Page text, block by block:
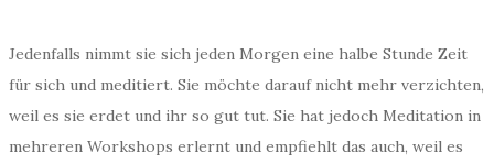
Jedenfalls nimmt sie sich jeden Morgen eine halbe Stunde Zeit
für sich und meditiert. Sie möchte darauf nicht mehr verzichten,
weil es sie erdet und ihr so gut tut. Sie hat jedoch Meditation in
mehreren Workshops erlernt und empfiehlt das auch, weil es